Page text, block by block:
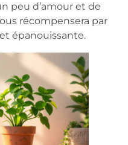
peu d’amour et de
récompensera par
épanouissante.